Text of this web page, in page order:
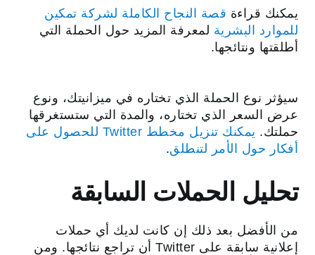
يمكنك قراءة قصة النجاح الكاملة لشركة تمكين
للموارد البشرية لمعرفة المزيد حول الحملة التي
أطلقتها ونتائجها.
سيؤثر نوع الحملة الذي تختاره في ميزانيتك، ونوع
عرض السعر الذي تختاره، والمدة التي ستستغرقها
حملتك.
يمكنك تنزيل مخطط Twitter للحصول على
أفكار حول الأمر لتنطلق.
تحليل الحملات السابقة
من الأفضل بعد ذلك إن كانت لديك أي حملات
إعلانية سابقة على Twitter أن تراجع نتائجها. ومن